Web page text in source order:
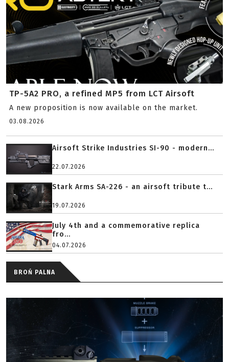
TP-5A2 PRO, a refined MP5 from LCT Airsoft
A new proposition is now available on the market.
03.08.2026
Airsoft Strike Industries SI-90 - modern...
22.07.2026
Stark Arms SA-226 - an airsoft tribute t...
19.07.2026
July 4th and a commemorative replica
fro...
04.07.2026
BROŃ PALNA